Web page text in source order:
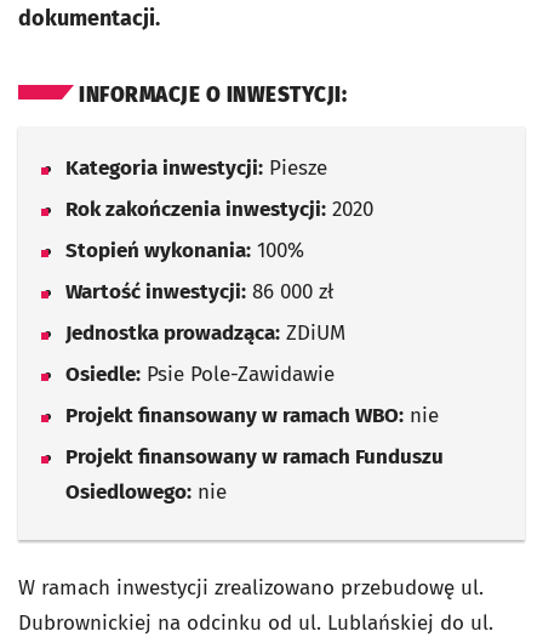
dokumentacji.
INFORMACJE O INWESTYCJI:
Kategoria inwestycji: Piesze
Rok zakończenia inwestycji: 2020
Stopień wykonania: 100%
Wartość inwestycji: 86 000 zł
Jednostka prowadząca: ZDiUM
Osiedle: Psie Pole-Zawidawie
Projekt finansowany w ramach WBO: nie
Projekt finansowany w ramach Funduszu
Osiedlowego: nie
W ramach inwestycji zrealizowano przebudowę ul.
Dubrownickiej na odcinku od ul. Lublańskiej do ul.